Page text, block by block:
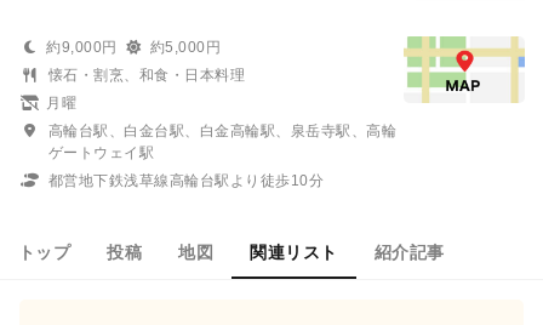
約9,000円
約5,000円
懐石・割烹、和食・日本料理
月曜
高輪台駅、白金台駅、白金高輪駅、泉岳寺駅、高輪
ゲートウェイ駅
都営地下鉄浅草線高輪台駅より徒歩10分
トップ 投稿 地図 関連リスト 紹介記事